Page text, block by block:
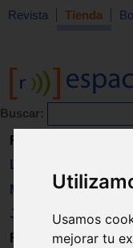
Usamos
mejorar tu
Revista Tienda
Buscar:
Revista
Libros
Material
Juguetes
Formación